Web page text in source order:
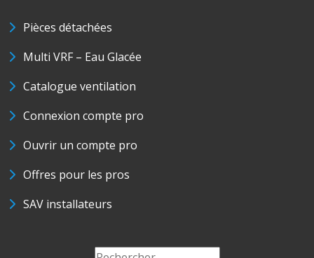
Pièces détachées
Multi VRF – Eau Glacée
Catalogue ventilation
Connexion compte pro
Ouvrir un compte pro
Offres pour les pros
SAV installateurs